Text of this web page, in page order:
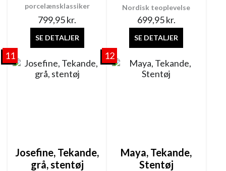
porcelænsklassiker
799,95kr.
SE DETALJER
Nordisk teoplevelse
699,95kr.
SE DETALJER
11
Josefine, Tekande,
grå, stentøj
12
Maya, Tekande,
Stentøj